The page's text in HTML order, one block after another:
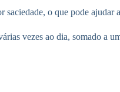
o que pode ajudar
vezes ao dia, somado a